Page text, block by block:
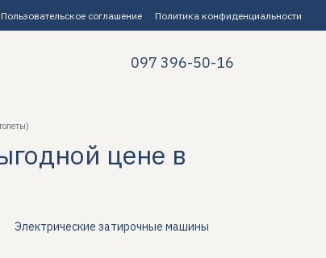
Пользовательское соглашение Политика конфиденциальности
097 396-50-16
цене в
Электрические затирочные машины